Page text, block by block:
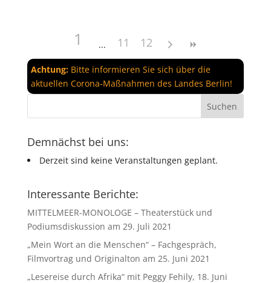
1 11 12
Achtung:Bitte informieren Sie sich über die
aktuellen Corona-Maßnahmen des Landes Berlin!
Demnächst bei uns:
Derzeit sind keine Veranstaltungen geplant.
Interessante Berichte:
MITTELMEER-MONOLOGE – Theaterstück und
Podiumsdiskussion am 29. Juli 2021
„Mein Wort an die Menschen“ – Fachgespräch,
Filmvortrag und Originalton am 25. Juni 2021
„Lesereise durch Afrika“ mit Peggy Fehily, 18. Juni